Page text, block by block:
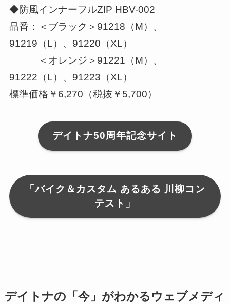
◆防風インナーフルZIP HBV-002
品番：＜ブラック＞91218（M）、
91219（L）、91220（XL）
＜オレンジ＞91221（M）、
91222（L）、91223（XL）
標準価格￥6,270（税抜￥5,700）
デイトナ50周年記念サイト
「バイク＆カスタム あるある 川柳コン
テスト」
デイトナの「今」がわかるウェブメディ